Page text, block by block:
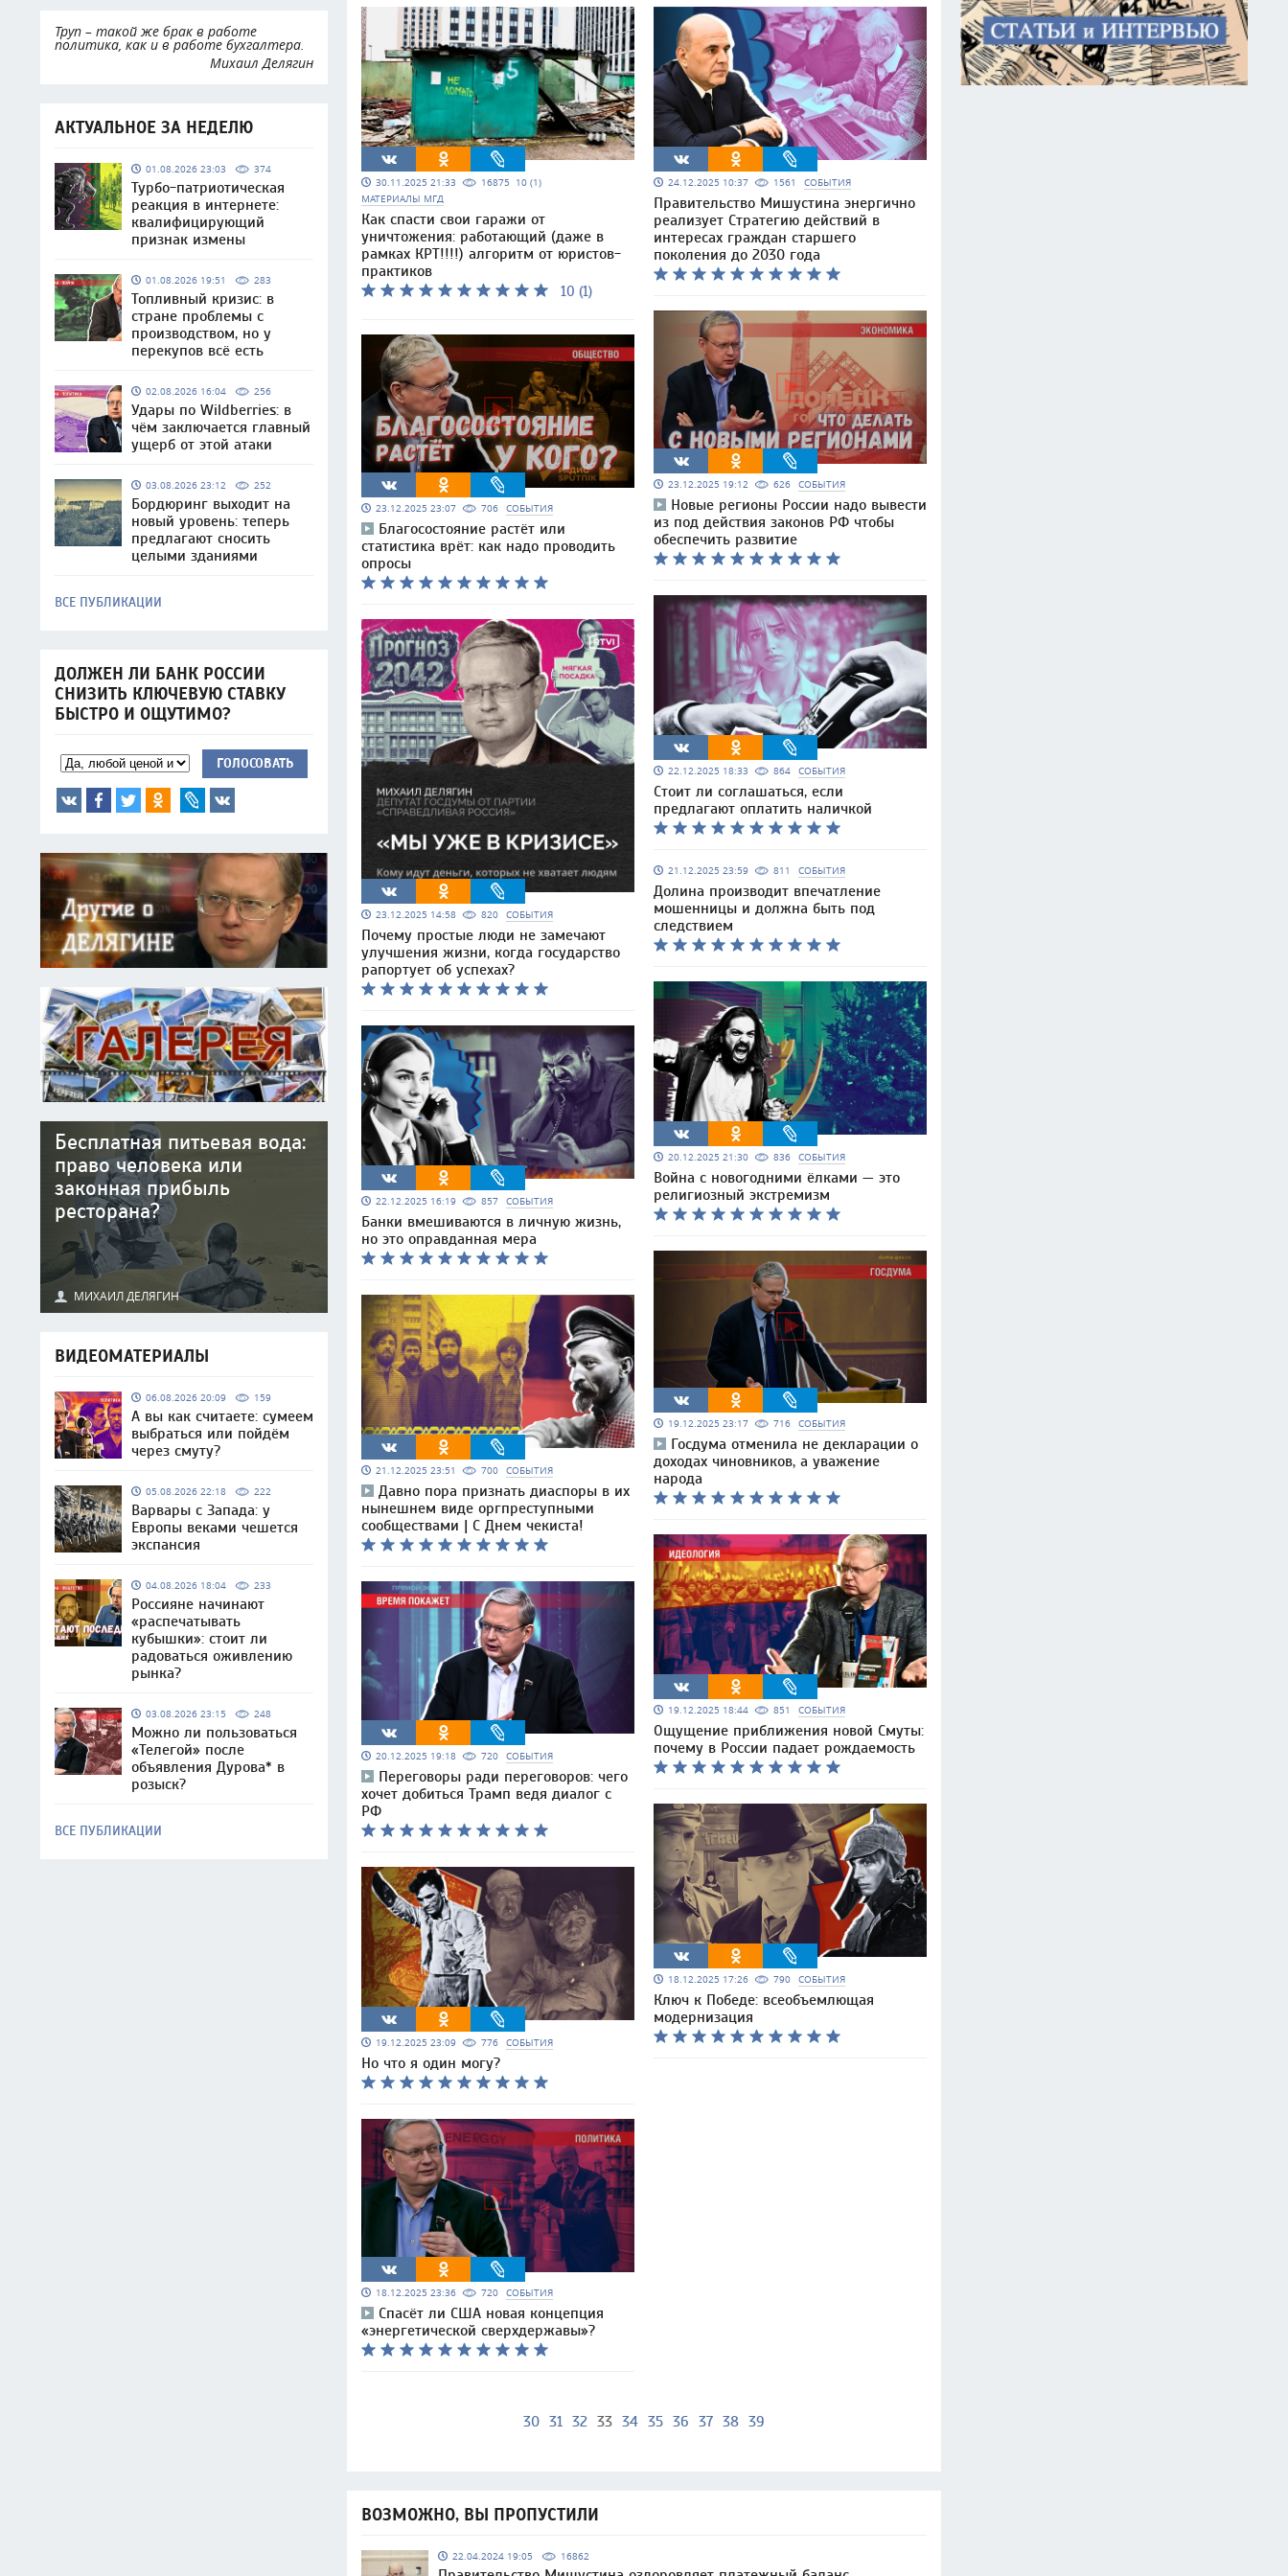
Труп – такой же брак в работе
политика, как и в работе бухгалтера.
Михаил Делягин
АКТУАЛЬНОЕ ЗА НЕДЕЛЮ
01.08.2026 23:03 374
Турбо-патриотическая
реакция в интернете:
квалифицирующий
признак измены
01.08.2026 19:51 283
Топливный кризис: в
стране проблемы с
производством, но у
перекупов всё есть
02.08.2026 16:04 256
Удары по Wildberries: в
чём заключается главный
ущерб от этой атаки
03.08.2026 23:12 252
Бордюринг выходит на
новый уровень: теперь
предлагают сносить
целыми зданиями
ВСЕ ПУБЛИКАЦИИ
ДОЛЖЕН ЛИ БАНК РОССИИ
СНИЗИТЬ КЛЮЧЕВУЮ СТАВКУ
БЫСТРО И ОЩУТИМО?
ГОЛОСОВАТЬ
Бесплатная питьевая вода:
право человека или
законная прибыль
ресторана?
МИХАИЛ ДЕЛЯГИН
ВИДЕОМАТЕРИАЛЫ
06.08.2026 20:09 159
А вы как считаете: сумеем
выбраться или пойдём
через смуту?
05.08.2026 22:18 222
Варвары с Запада: у
Европы веками чешется
экспансия
04.08.2026 18:04 233
Россияне начинают
«распечатывать
кубышки»: стоит ли
радоваться оживлению
рынка?
03.08.2026 23:15 248
Можно ли пользоваться
«Телегой» после
объявления Дурова* в
розыск?
ВСЕ ПУБЛИКАЦИИ
30.11.2025 21:33 16875 10 (1)
МАТЕРИАЛЫ МГД
Как спасти свои гаражи от
уничтожения: работающий (даже в
рамках КРТ!!!!) алгоритм от юристов-
практиков
10 (1)
23.12.2025 23:07 706 СОБЫТИЯ
Благосостояние растёт или
статистика врёт: как надо проводить
опросы
23.12.2025 14:58 820 СОБЫТИЯ
Почему простые люди не замечают
улучшения жизни, когда государство
рапортует об успехах?
22.12.2025 16:19 857 СОБЫТИЯ
Банки вмешиваются в личную жизнь,
но это оправданная мера
21.12.2025 23:51 700 СОБЫТИЯ
Давно пора признать диаспоры в их
нынешнем виде оргпреступными
сообществами | С Днем чекиста!
20.12.2025 19:18 720 СОБЫТИЯ
Переговоры ради переговоров: чего
хочет добиться Трамп ведя диалог с
РФ
19.12.2025 23:09 776 СОБЫТИЯ
Но что я один могу?
18.12.2025 23:36 720 СОБЫТИЯ
Спасёт ли США новая концепция
«энергетической сверхдержавы»?
24.12.2025 10:37 1561 СОБЫТИЯ
Правительство Мишустина энергично
реализует Стратегию действий в
интересах граждан старшего
поколения до 2030 года
23.12.2025 19:12 626 СОБЫТИЯ
Новые регионы России надо вывести
из под действия законов РФ чтобы
обеспечить развитие
22.12.2025 18:33 864 СОБЫТИЯ
Стоит ли соглашаться, если
предлагают оплатить наличкой
21.12.2025 23:59 811 СОБЫТИЯ
Долина производит впечатление
мошенницы и должна быть под
следствием
20.12.2025 21:30 836 СОБЫТИЯ
Война с новогодними ёлками — это
религиозный экстремизм
19.12.2025 23:17 716 СОБЫТИЯ
Госдума отменила не декларации о
доходах чиновников, а уважение
народа
19.12.2025 18:44 851 СОБЫТИЯ
Ощущение приближения новой Смуты:
почему в России падает рождаемость
18.12.2025 17:26 790 СОБЫТИЯ
Ключ к Победе: всеобъемлющая
модернизация
30 31 32 33 34 35 36 37 38 39
ВОЗМОЖНО, ВЫ ПРОПУСТИЛИ
22.04.2024 19:05 16862